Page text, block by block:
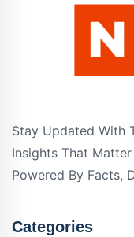
Stay Updated With
Insights That
Powered By Facts,
Categories